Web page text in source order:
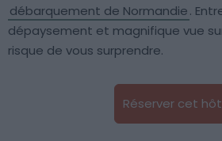
débarquement de Normandie.
dépaysement et magnifique vue
risque de vous surprendre.
Réserver cet